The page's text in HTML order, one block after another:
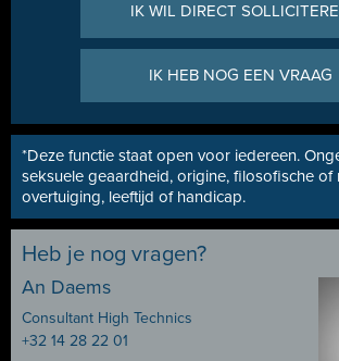
IK WIL DIRECT
IK HEB NOG EEN VRAAG
*Deze functie staat open voor iedereen.
seksuele geaardheid, origine, filosofische of
overtuiging, leeftijd of handicap.
Heb je nog vragen?
An Daems
Consultant High Technics
+32 14 28 22 01